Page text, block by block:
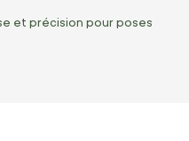
et précision pour poses